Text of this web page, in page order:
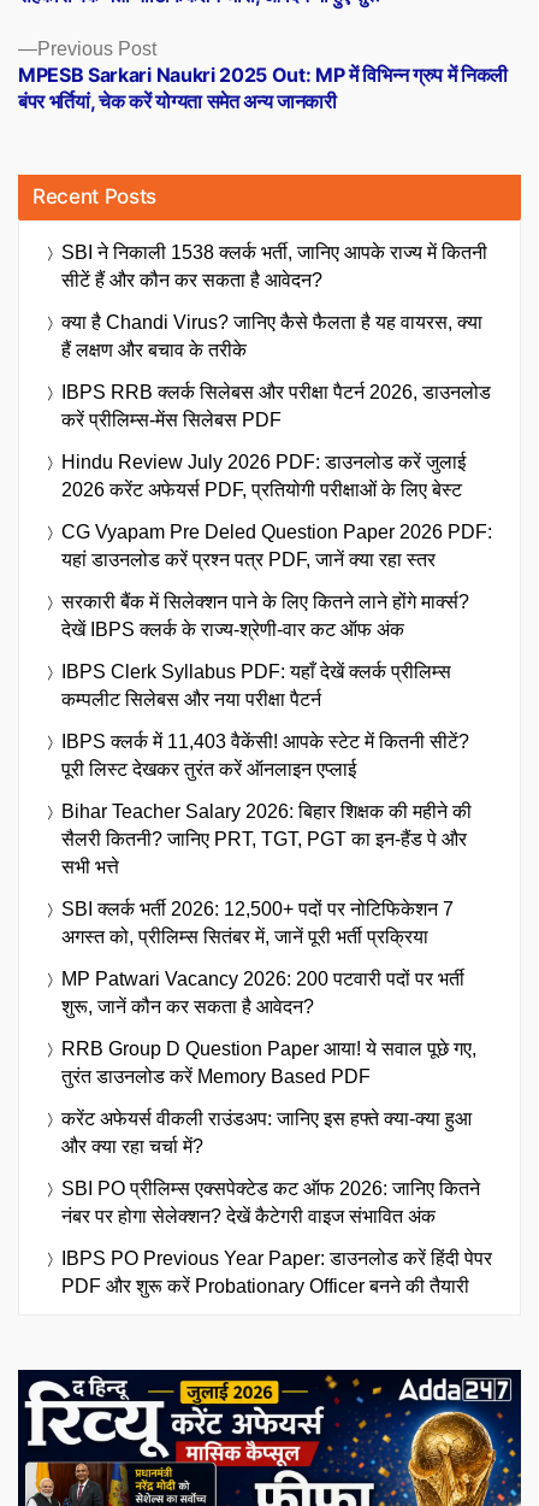
Previous PostPrevious
post:
MPESB Sarkari Naukri 2025 Out: MP में विभिन्न ग्रुप में निकली
बंपर भर्तियां, चेक करें योग्यता समेत अन्य जानकारी
Recent Posts
SBI ने निकाली 1538 क्लर्क भर्ती, जानिए आपके राज्य में कितनी
सीटें हैं और कौन कर सकता है आवेदन?
क्या है Chandi Virus? जानिए कैसे फैलता है यह वायरस, क्या
हैं लक्षण और बचाव के तरीके
IBPS RRB क्लर्क सिलेबस और परीक्षा पैटर्न 2026, डाउनलोड
करें प्रीलिम्स-मेंस सिलेबस PDF
Hindu Review July 2026 PDF: डाउनलोड करें जुलाई
2026 करेंट अफेयर्स PDF, प्रतियोगी परीक्षाओं के लिए बेस्ट
CG Vyapam Pre Deled Question Paper 2026 PDF:
यहां डाउनलोड करें प्रश्न पत्र PDF, जानें क्या रहा स्तर
सरकारी बैंक में सिलेक्शन पाने के लिए कितने लाने होंगे मार्क्स?
देखें IBPS क्लर्क के राज्य-श्रेणी-वार कट ऑफ अंक
IBPS Clerk Syllabus PDF: यहाँ देखें क्लर्क प्रीलिम्स
कम्पलीट सिलेबस और नया परीक्षा पैटर्न
IBPS क्लर्क में 11,403 वैकेंसी! आपके स्टेट में कितनी सीटें?
पूरी लिस्ट देखकर तुरंत करें ऑनलाइन एप्लाई
Bihar Teacher Salary 2026: बिहार शिक्षक की महीने की
सैलरी कितनी? जानिए PRT, TGT, PGT का इन-हैंड पे और
सभी भत्ते
SBI क्लर्क भर्ती 2026: 12,500+ पदों पर नोटिफिकेशन 7
अगस्त को, प्रीलिम्स सितंबर में, जानें पूरी भर्ती प्रक्रिया
MP Patwari Vacancy 2026: 200 पटवारी पदों पर भर्ती
शुरू, जानें कौन कर सकता है आवेदन?
RRB Group D Question Paper आया! ये सवाल पूछे गए,
तुरंत डाउनलोड करें Memory Based PDF
करेंट अफेयर्स वीकली राउंडअप: जानिए इस हफ्ते क्या-क्या हुआ
और क्या रहा चर्चा में?
SBI PO प्रीलिम्स एक्सपेक्टेड कट ऑफ 2026: जानिए कितने
नंबर पर होगा सेलेक्शन? देखें कैटेगरी वाइज संभावित अंक
IBPS PO Previous Year Paper: डाउनलोड करें हिंदी पेपर
PDF और शुरू करें Probationary Officer बनने की तैयारी